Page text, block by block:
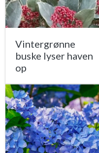
Vintergrønne
buske lyser haven
op